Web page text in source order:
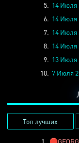
5. 14 Июля
6. 14 Июля
7. 14 Июля
8. 14 Июля
9. 13 Июля
10. 7 Июля
Топ лучших
1. 🛑